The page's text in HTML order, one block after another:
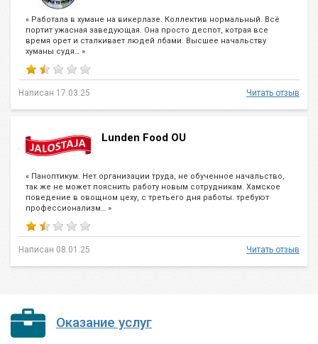
« Работала в хумане на викерлазе. Коллектив нормальный. Всё
портит ужасная заведующая. Она просто деспот, котрая все
время орет и сталкивает людей лбами. Высшее начальству
хуманы судя… »
Написан 17.03.25 Читать отзыв
Lunden Food OU
« Паноптикум. Нет организации труда, не обученное начальство,
так же не может пояснить работу новым сотрудникам. Хамское
поведение в овощном цеху, с третьего дня работы. требуют
профессионализм… »
Написан 08.01.25 Читать отзыв
Оказание услуг